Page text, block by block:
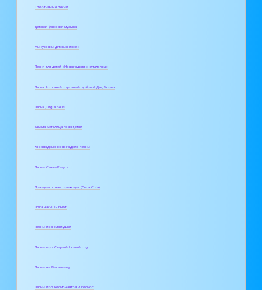
Спортивные песни
Детская фоновая музыка
Минусовки детских песен
Песня для детей «Новогодняя считалочка»
Песня Ах, какой хороший, добрый Дед Мороз
Песня Jingle bells
Замела метелица город мой
Хороводные новогодние песни
Песни Санта-Клауса
Праздник к нам приходит (Coca Cola)
Пока часы 12 бьют
Песни про хлопушки
Песни про Старый Новый год
Песни на Масленицу
Песни про космонавтов и космос